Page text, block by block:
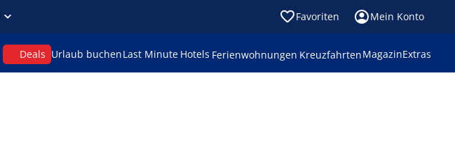
Favoriten Mein Konto
Deals Urlaub buchenLast Minute Hotels Ferienwohnungen KreuzfahrtenMagazinExtras